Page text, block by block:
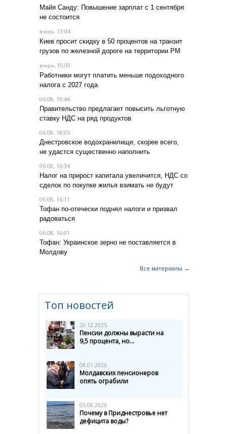
Майя Санду: Повышение зарплат с 1 сентября
не состоится
вчера, 13:04
Киев просит скидку в 50 процентов на транзит
грузов по железной дороге на территории РМ
вчера, 10:00
Работники могут платить меньше подоходного
налога с 2027 года
06.08, 19:44
Правительство предлагает повысить льготную
ставку НДС на ряд продуктов
06.08, 18:05
Днестровское водохранилище, скорее всего,
не удастся существенно наполнить
06.08, 16:34
Налог на прирост капитала увеличится, НДС со
сделок по покупке жилья взимать не будут
06.08, 16:11
Тофан по-отечески поднял налоги и призвал
радоваться
06.08, 16:01
Тофан: Украинское зерно не поставляется в
Молдову
Все материалы →
Топ новостей
20.12.2025
Пенсии должны вырасти на
9,5 процента, но...
08.01.2026
Молдавских пенсионеров
опять ограбили
05.08.2026
Почему в Приднестровье нет
дефицита воды?